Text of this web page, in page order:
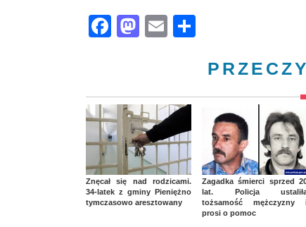
Facebook
Mastodon
Email
Znęcał się nad rodzicami.
34-latek z gminy Pieniężno
tymczasowo aresztowany
Zagadka śmierci sprzed
lat. Policja
tożsamość mężczyzny
prosi o pomoc